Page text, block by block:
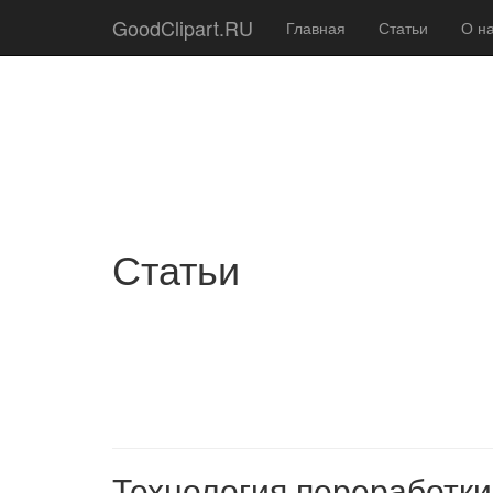
GoodClipart.RU Главная Статьи О
Статьи